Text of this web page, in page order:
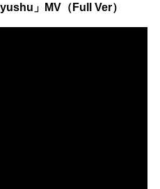
」MV（Full Ver）